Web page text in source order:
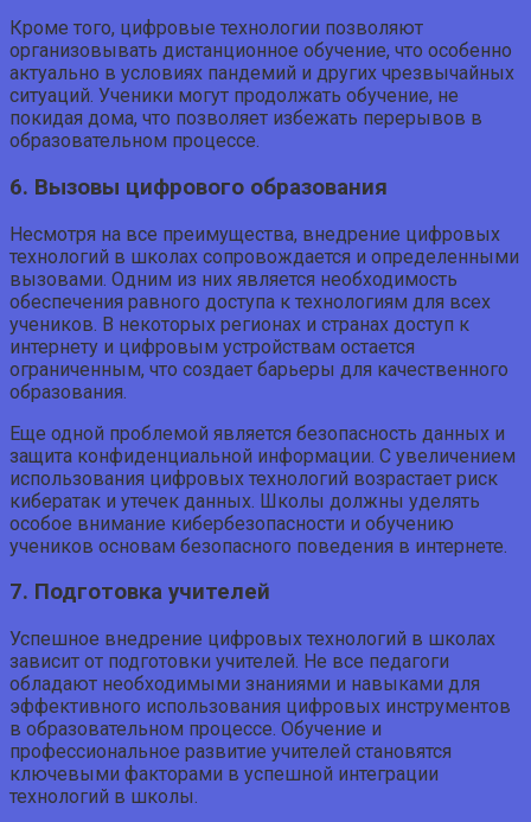
Кроме того, цифровые технологии позволяют
организовывать дистанционное обучение, что особенно
актуально в условиях пандемий и других чрезвычайных
ситуаций. Ученики могут продолжать обучение, не
покидая дома, что позволяет избежать перерывов в
образовательном процессе.
6. Вызовы цифрового образования
Несмотря на все преимущества, внедрение цифровых
технологий в школах сопровождается и определенными
вызовами. Одним из них является необходимость
обеспечения равного доступа к технологиям для всех
учеников. В некоторых регионах и странах доступ к
интернету и цифровым устройствам остается
ограниченным, что создает барьеры для качественного
образования.
Еще одной проблемой является безопасность данных и
защита конфиденциальной информации. С увеличением
использования цифровых технологий возрастает риск
кибератак и утечек данных. Школы должны уделять
особое внимание кибербезопасности и обучению
учеников основам безопасного поведения в интернете.
7. Подготовка учителей
Успешное внедрение цифровых технологий в школах
зависит от подготовки учителей. Не все педагоги
обладают необходимыми знаниями и навыками для
эффективного использования цифровых инструментов
в образовательном процессе. Обучение и
профессиональное развитие учителей становятся
ключевыми факторами в успешной интеграции
технологий в школы.